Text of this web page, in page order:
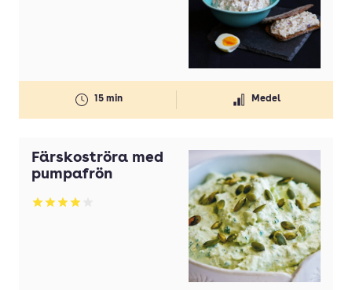
15 min Medel
Färskoströra med
pumpafrön
Betyg: 3.94 av 5